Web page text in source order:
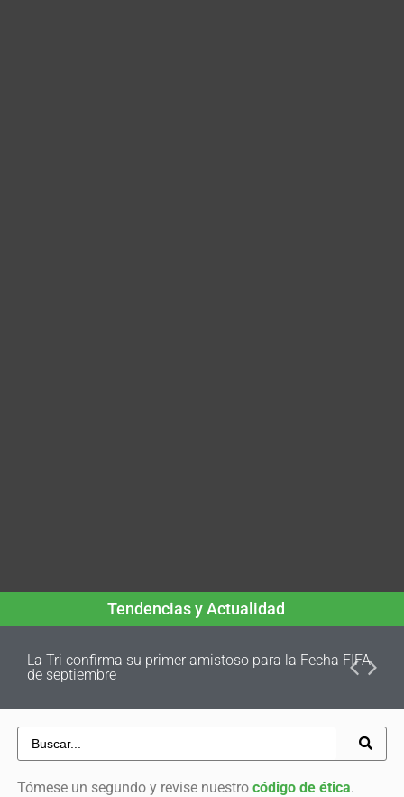
Tendencias y Actualidad
La Tri confirma su primer amistoso para la Fecha FIFA
de septiembre
Tómese un segundo y revise nuestro código de ética.